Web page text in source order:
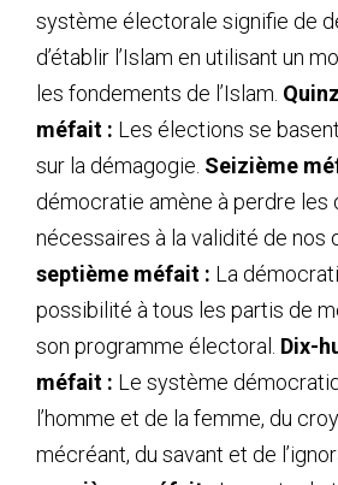
système électorale signifie de
d’établir l’Islam en utilisant un
les fondements de l’Islam.
méfait : Les élections se
sur la démagogie. Seizième
démocratie amène à perdre les
nécessaires à la validité de nos
septième méfait : La
possibilité à tous les partis de
son programme électoral. Dix-
méfait : Le système
l’homme et de la femme, du
mécréant, du savant et de